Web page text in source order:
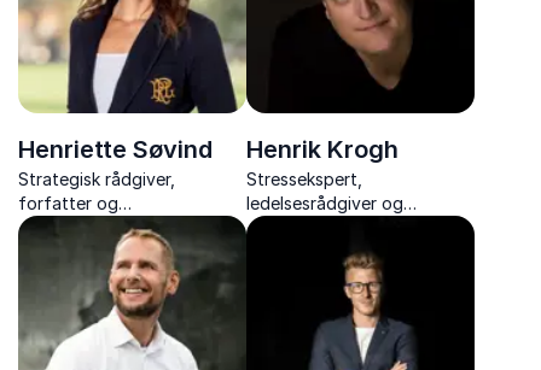
Henriette Søvind
Strategisk rådgiver,
forfatter og
foredragsholder om EQ, CQ,
ledelse og menneskelig
Henrik Krogh
Stressekspert,
ledelsesrådgiver og
forfatter Henrik Krogh
inspirerer med humor,
indsigt og praktiske
redskaber til at skabe trivsel
og bekæmpe stress.